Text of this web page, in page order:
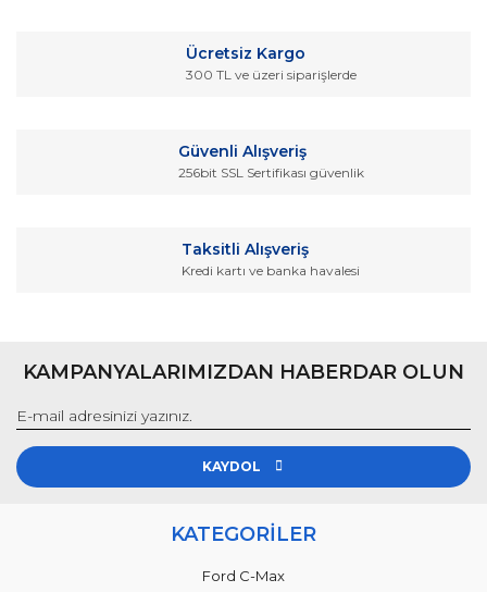
Ürün fiyatı diğer sitelerden daha pahalı.
Ücretsiz Kargo
300 TL ve üzeri siparişlerde
Güvenli Alışveriş
256bit SSL Sertifikası güvenlik
Taksitli Alışveriş
Kredi kartı ve banka havalesi
KAMPANYALARIMIZDAN HABERDAR OLUN
KAYDOL
KATEGORİLER
Ford C-Max